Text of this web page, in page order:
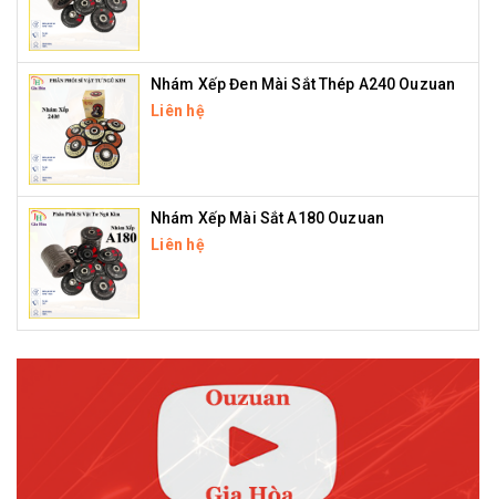
Nhám Xếp Đen Mài Sắt Thép A240 Ouzuan
Liên hệ
Nhám Xếp Mài Sắt A180 Ouzuan
Liên hệ